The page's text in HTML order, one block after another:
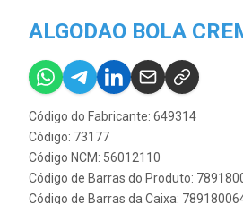
ALGODAO BOLA
Código do Fabricante: 649314
Código: 73177
Código NCM: 56012110
Código de Barras do Produto:
Código de Barras da Caixa: